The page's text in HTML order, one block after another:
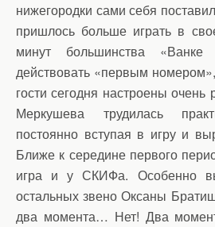
нижегородки сами себя
пришлось больше играть в
минут большинства «Ванке
действовать «первым
гости сегодня настроены
Меркушева трудилась
постоянно вступая в игру и
Ближе к середине первого
игра и у СКИФа. Особенно
остальных звено Оксаны
два момента… Нет! Два